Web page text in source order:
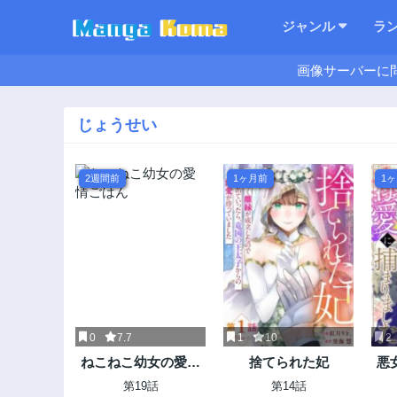
ジャンル ラ
画像サーバーに
じょうせい
2週間前
0 7.7
ねこねこ幼女の愛情
ごはん
第19話
1ヶ月前
1 10
捨てられた妃
第14話
1
2
悪